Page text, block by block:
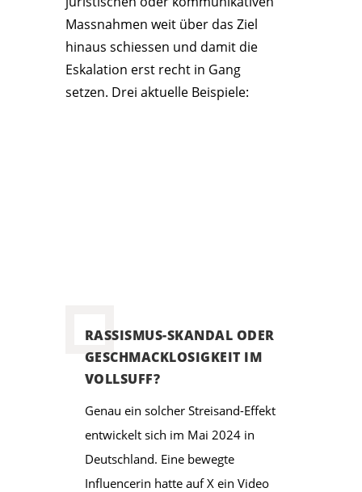
Massnahmen weit über das Ziel
hinaus schiessen und damit die
Eskalation erst recht in Gang
setzen. Drei aktuelle Beispiele:
RASSISMUS-SKANDAL ODER
GESCHMACKLOSIGKEIT IM
VOLLSUFF?
Genau ein solcher Streisand-Effekt
entwickelt sich im Mai 2024 in
Deutschland. Eine bewegte
Influencerin hatte auf X ein Video